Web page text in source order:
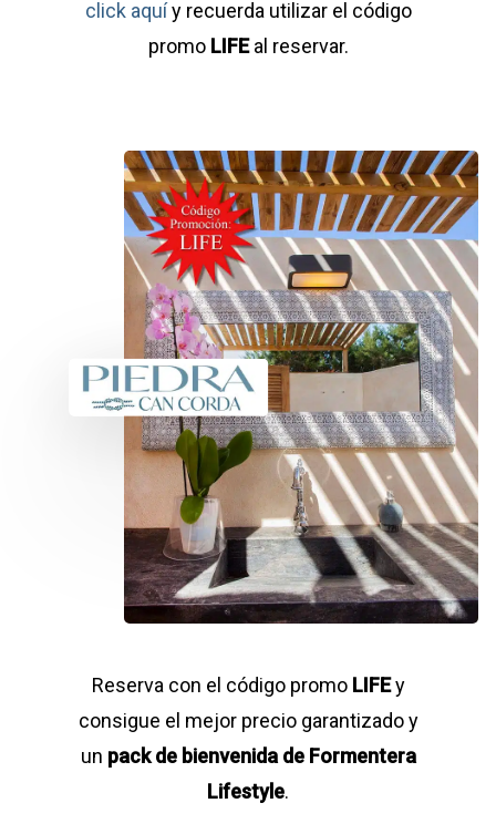
click aquíy recuerda utilizar el código
promo LIFEal reservar.
Reserva con el código promo LIFEy
consigue el mejor precio garantizado y
un pack de bienvenida de Formentera
Lifestyle.